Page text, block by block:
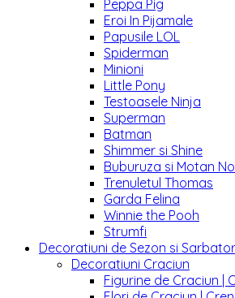
Peppa Pig
Eroi In Pijamale
Papusile LOL
Spiderman
Minioni
Little Pony
Testoasele Ninja
Superman
Batman
Shimmer si Shine
Buburuza si Motan
Trenuletul Thomas
Garda Felina
Winnie the Pooh
Strumfi
Decoratiuni de Sezon si
Decoratiuni Craciun
Figurine de Craciun |